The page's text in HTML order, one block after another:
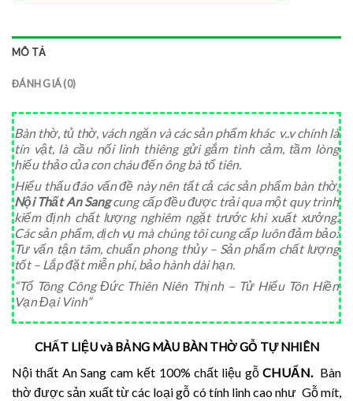
MÔ TẢ
ĐÁNH GIÁ (0)
Bàn thờ, tủ thờ, vách ngăn và các sản phẩm khác v..v chính là
tín vật, là cầu nối linh thiêng gửi gắm tình cảm, tầm lòng
hiếu thảo của con cháu đến ông bà tổ tiên.
Hiểu thấu đáo vấn đề này nên tất cả các sản phẩm bàn thờ,
Nội Thất An Sangcung cấp đều được trải qua một quy trình
kiểm định chất lượng nghiêm ngặt trước khi xuất xưởng.
Các sản phẩm, dịch vụ mà chúng tôi cung cấp luôn đảm bảo:
Tư vấn tận tâm, chuẩn phong thủy – Sản phẩm chất lượng
tốt – Lắp đặt miễn phí, bảo hành dài hạn.
“Tổ Tông Công Đức Thiên Niên Thịnh – Tử Hiếu Tôn Hiền
Vạn Đại Vinh”
CHẤT LIỆU và BẢNG MÀU BÀN THỜ GỖ TỰ NHIÊN
Nội thất An Sang cam kết 100% chất liệu gỗCHUẨN. Bàn
thờ được sản xuất từ các loại gỗ có tính linh cao như Gỗ mít,